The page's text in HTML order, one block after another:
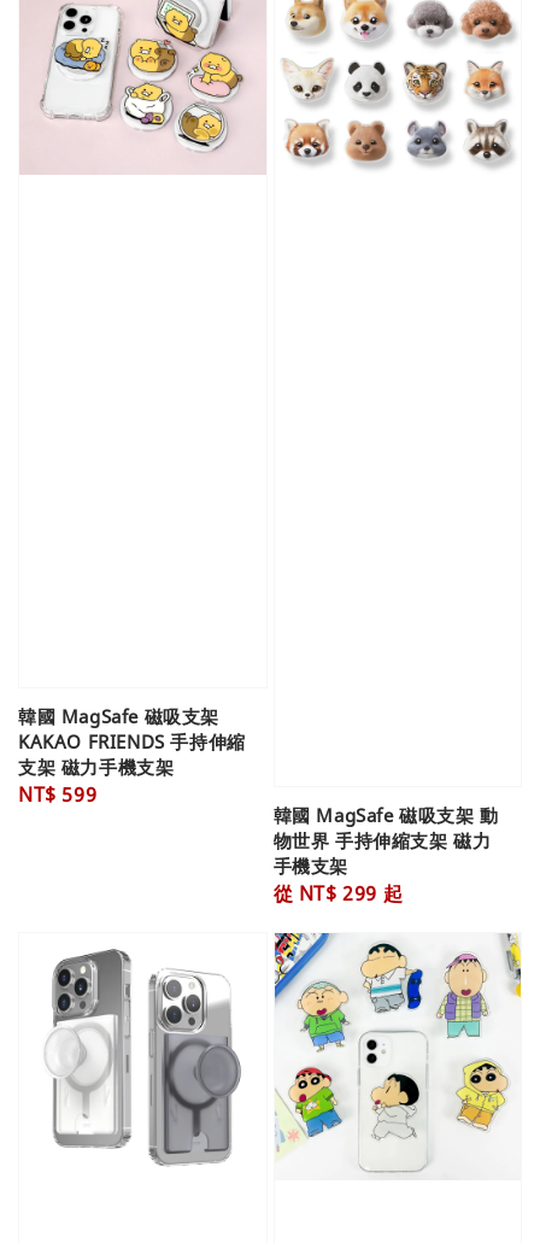
韓國 MagSafe 磁吸支架
KAKAO FRIENDS 手持伸縮
支架 磁力手機支架
Regular
NT$ 599
韓國 MagSafe 磁吸支架 動
物世界 手持伸縮支架 磁力
手機支架
Regular
從 NT$ 299 起